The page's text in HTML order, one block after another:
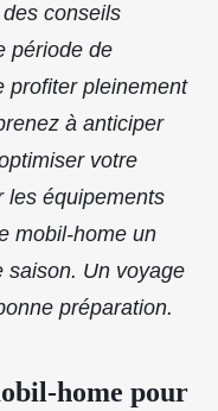
conseils
période de
profiter pleinement
à anticiper
votre
les équipements
mobil-home un
saison. Un voyage
préparation.
home pour